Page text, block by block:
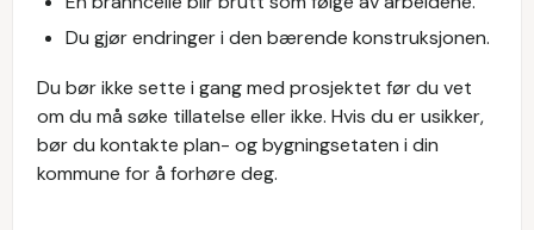
Du gjør endringer i den bærende konstruksjonen.
Du bør ikke sette i gang med prosjektet før du vet
om du må søke tillatelse eller ikke. Hvis du er usikker,
bør du kontakte plan- og bygningsetaten i din
kommune for å forhøre deg.